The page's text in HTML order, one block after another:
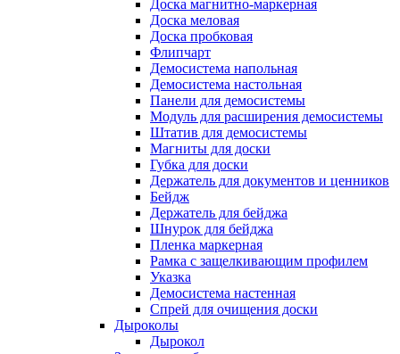
Доска магнитно-маркерная
Доска меловая
Доска пробковая
Флипчарт
Демосистема напольная
Демосистема настольная
Панели для демосистемы
Модуль для расширения демосистемы
Штатив для демосистемы
Магниты для доски
Губка для доски
Держатель для документов и ценников
Бейдж
Держатель для бейджа
Шнурок для бейджа
Пленка маркерная
Рамка с защелкивающим профилем
Указка
Демосистема настенная
Спрей для очищения доски
Дыроколы
Дырокол